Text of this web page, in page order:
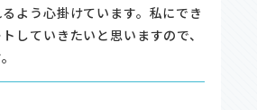
よう心掛けています。私にでき
していきたいと思いますので、